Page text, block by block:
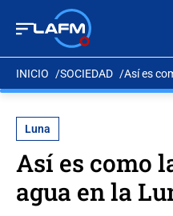
INICIO SOCIEDAD Así es
Luna
Así es como
agua en la